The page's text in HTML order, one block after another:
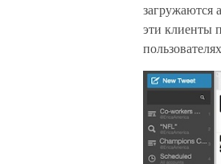
загружаются
эти клиенты